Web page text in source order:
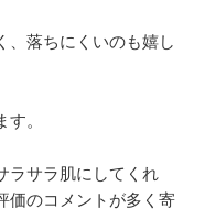
、落ちにくいのも嬉し
。
ラサラ肌にしてくれ
価のコメントが多く寄